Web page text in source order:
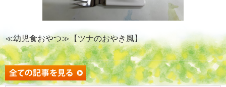
≪幼児食おやつ≫【ツナのおやき風】